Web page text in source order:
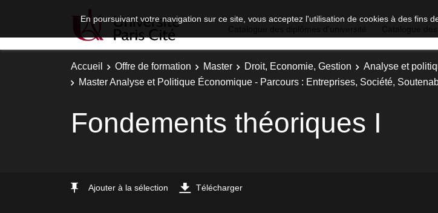
En poursuivant votre navigation sur ce site, vous acceptez l'utilisation de cookies à des fins
Accueil Offre de formation Master Droit, Economie, Gestion
Analyse et
Master Analyse et Politique Économique - Parcours : Entreprises, Société,
Fondements théoriques I
Ajouter à la sélection Télécharger